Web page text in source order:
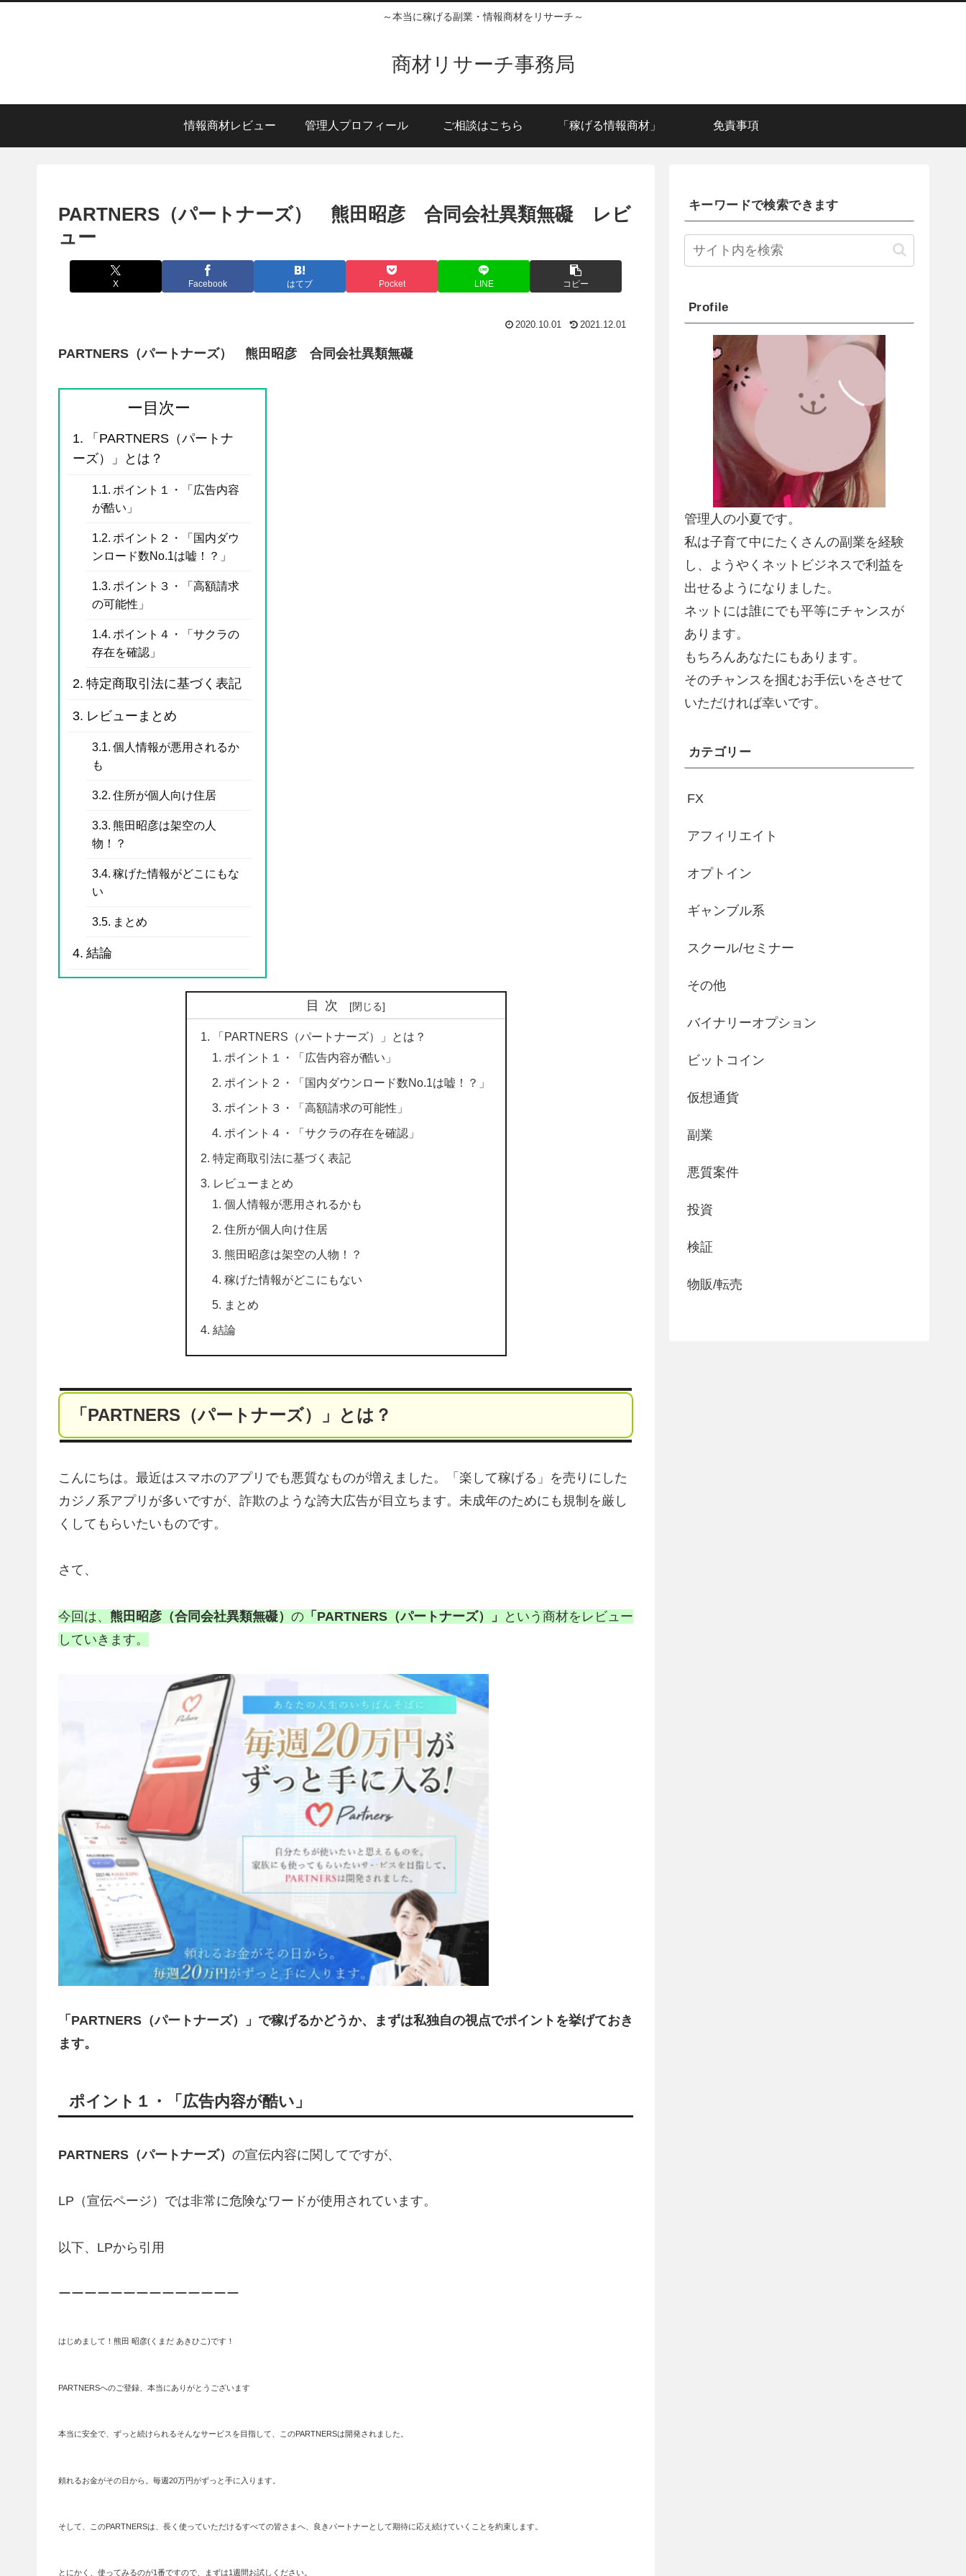
～本当に稼げる副業・情報商材をリサーチ～
商材リサーチ事務局
情報商材レビュー 管理人プロフィール ご相談はこちら 「稼げる情報商材」 免責事項
PARTNERS（パートナーズ） 熊田昭彦 合同会社異類無礙 レビ
ュー
X Facebook はてブ Pocket LINE コピー
2020.10.01 2021.12.01
PARTNERS（パートナーズ） 熊田昭彦 合同会社異類無礙
ー目次ー
「PARTNERS（パートナ
ーズ）」とは？
ポイント１・「広告内容
が酷い」
ポイント２・「国内ダウ
ンロード数No.1は嘘！？」
ポイント３・「高額請求
の可能性」
ポイント４・「サクラの
存在を確認」
特定商取引法に基づく表記
レビューまとめ
個人情報が悪用されるか
も
住所が個人向け住居
熊田昭彦は架空の人
物！？
稼げた情報がどこにもな
い
まとめ
結論
目次
「PARTNERS（パートナーズ）」とは？
ポイント１・「広告内容が酷い」
ポイント２・「国内ダウンロード数No.1は嘘！？」
ポイント３・「高額請求の可能性」
ポイント４・「サクラの存在を確認」
特定商取引法に基づく表記
レビューまとめ
個人情報が悪用されるかも
住所が個人向け住居
熊田昭彦は架空の人物！？
稼げた情報がどこにもない
まとめ
結論
「PARTNERS（パートナーズ）」とは？
こんにちは。最近はスマホのアプリでも悪質なものが増えました。「楽して稼げる」を売りにした
カジノ系アプリが多いですが、詐欺のような誇大広告が目立ちます。未成年のためにも規制を厳し
くしてもらいたいものです。
さて、
今回は、 熊田昭彦 （合同会社異類無礙） の 「PARTNERS（パートナーズ） 」
という商材をレビュー
していきます。
「PARTNERS（パートナーズ）」で稼げるかどうか、まずは私独自の視点でポイントを挙げておき
ます。
ポイント１・「広告内容が酷い」
PARTNERS（パートナーズ） の宣伝内容に関してですが、
LP（宣伝ページ）では非常に危険なワードが使用されています。
以下、LPから引用
ーーーーーーーーーーーーーー
はじめまして！熊田 昭彦(くまだ あきひこ)です！
PARTNERSへのご登録、本当にありがとうございます
本当に安全で、ずっと続けられるそんなサービスを目指して、このPARTNERSは開発されました。
頼れるお金がその日から。毎週20万円がずっと手に入ります。
そして、このPARTNERSは、長く使っていただけるすべての皆さまへ、良きパートナーとして期待に応え続けていくことを約束します。
とにかく、使ってみるのが1番ですので、まずは1週間お試しください。
キーワードで検索できます
Profile
管理人の小夏です。
私は子育て中にたくさんの副業を経験
し、 ようやくネットビジネスで利益を
出せるようになりました 。
ネットには誰にでも平等にチャンスが
あります。
もちろんあなたにもあります。
そのチャンスを掴むお手伝いをさせて
いただければ幸いです。
カテゴリー
FX
アフィリエイト
オプトイン
ギャンブル系
スクール/セミナー
その他
バイナリーオプション
ビットコイン
仮想通貨
副業
悪質案件
投資
検証
物販/転売